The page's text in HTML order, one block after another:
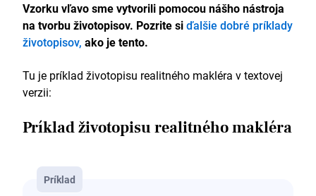
Vzorku vľavo sme vytvorili pomocou nášho nástroja
na tvorbu životopisov. Pozrite siďalšie dobré príklady
životopisov, ako je tento.
Tu je príklad životopisu realitného makléra v textovej
verzii:
Príklad životopisu realitného makléra
Príklad